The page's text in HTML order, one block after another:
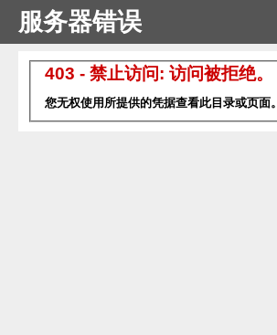
服务器错误
403 - 禁止访问: 访问被拒绝。
您无权使用所提供的凭据查看此目录或页面。